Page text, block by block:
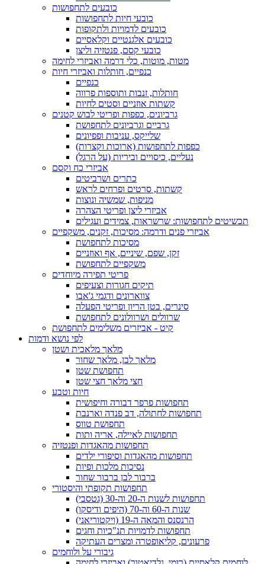
כובעים לתחפושות
כובעי חיות לתחפושות
כובעים לדמויות ולתקופות
כובעים אלגנטיים וקלאסיים
כובעי קסם, פנטזיה וליצן
מטות, מוטות, כלי דרמה ואביזרי לחימה
כנפיים, חותלות ואביזרי חיות
כנפיים
חותלות, זנבות ותוספות פרווה
קשתות אוזניים וסטים לחיות
גרביונים, כפפות ופריטי לבוש קטנים
גרביים וגרביונים לתחפושת
שלייקס, עניבות ופפיונים
כפפות לתחפושות (ארוכות וקצרות)
נעליים, כיסויים וביריות (על הרגל)
אביזרי כח וקסם
כתרים ושרביטים
קשתות, סרטים ופרחים לראש
מניפות, שמשיה ונוצות
אביזרי ליצן ופריטי הצהרה
תכשיטים לתחפושות: שרשראות, צמידים ועגילים
אביזרי פנים ודרמה: מסיכות, זקנים, משקפיים
מסיכות לתחפושת
זקן, שפם, שיניים, אף ואוזניים
משקפיים לתחפושת
פריטי תפירה מיוחדים
תיקים חגורות וצעיפים
צווארונים ודגמי ג'אבו
סינרים, בטן הריון ופריטי הפעלה
שרוולים ושרוולונים לתחפושת
קיט - אביזרים משלימים לתחפושת
לפי נושא ודמות
מלאך מלאכית ושטן
מלאך לבן, מלאך שחור
תחפושת שטן
חצי מלאך חצי שטן
חיות וטבע
תחפושות פרפר דבורה וחיפושית
תחפושות לחתולה, דב פנדה וארנבת
תחפושת טווס
תחפושות לאיילה, אריה ותות
תחפושות מהאגדות ופנטזיה
תחפושות מהאגדות וסיפורי ילדים
נסיכות מלכות ופיות
ברבור לבן ברבור שחור
תחפושות תקופתי והיסטורי
תחפושות לשנות ה-20 וה-30 (גטסבי)
שנות ה-60 וה-70 (היפים ודיסקו)
הרנסנס והמאה ה-19 (ויקטוריאני)
תחפושות לדמויות תנ"כיות וחגים
פרעונים, קליאופטרה ומצרים העתיקה
גיבורי על ולוחמים